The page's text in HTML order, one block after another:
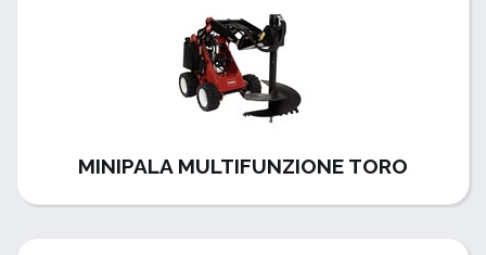
MINIPALA MULTIFUNZIONE TORO